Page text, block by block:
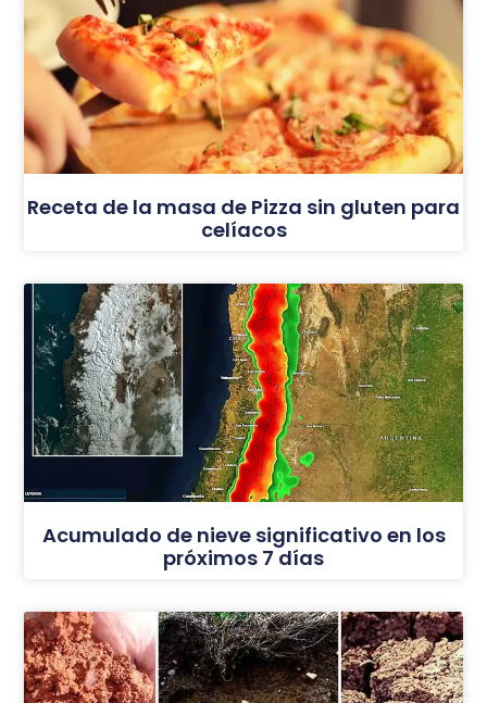
Receta de la masa de Pizza sin gluten para
celíacos
Acumulado de nieve significativo en los
próximos 7 días